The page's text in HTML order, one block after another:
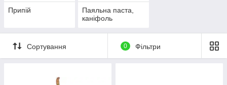
Припій
Паяльна паста,
каніфоль
Сортування 0 Фільтри